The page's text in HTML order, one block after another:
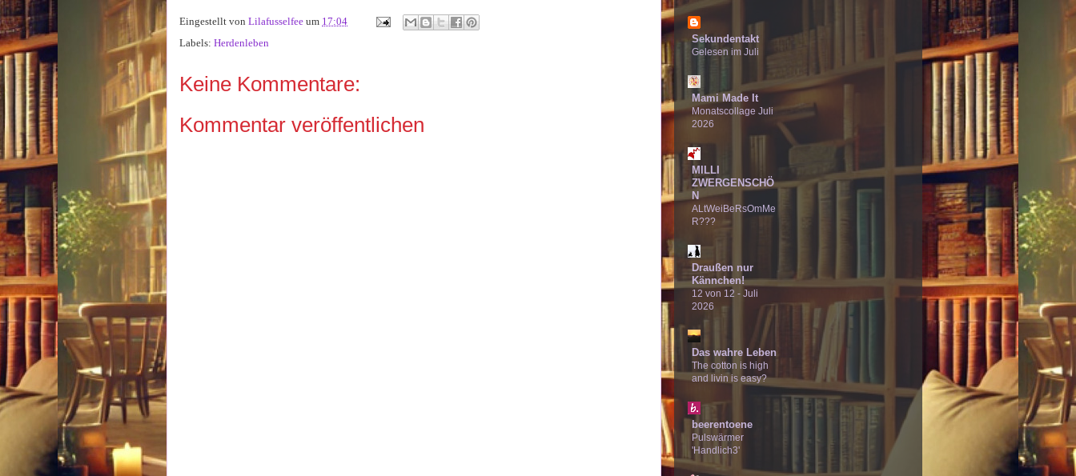
Eingestellt von Lilafusselfee um 17:04
Labels: Herdenleben
Keine Kommentare:
Kommentar veröffentlichen
Sekundentakt
Gelesen im Juli
Mami Made It
Monatscollage Juli
2026
MILLI
ZWERGENSCHÖ
N
ALtWeiBeRsOmMe
R???
Draußen nur
Kännchen!
12 von 12 - Juli
2026
Das wahre Leben
The cotton is high
and livin is easy?
beerentoene
Pulswärmer
'Handlich3'